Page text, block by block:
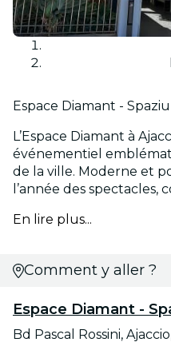
Espace Diamant -
L’Espace Diamant à
événementiel
de la ville. Moderne et
l’année des spectacles,
En lire plus...
Comment y aller ?
Espace Diamant -
Bd Pascal Rossini,